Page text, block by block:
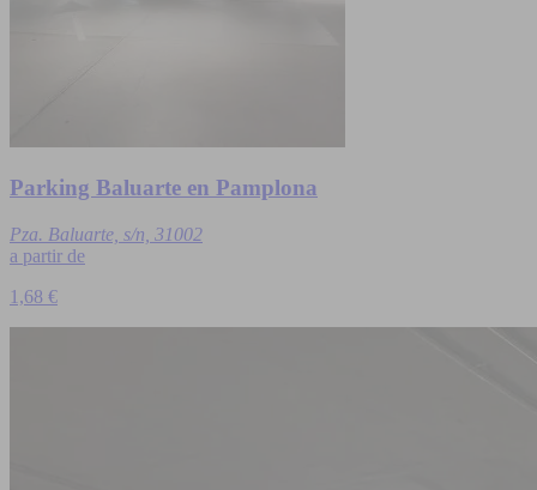
Parking Baluarte en Pamplona
Pza. Baluarte, s/n, 31002
a partir de
1,68 €